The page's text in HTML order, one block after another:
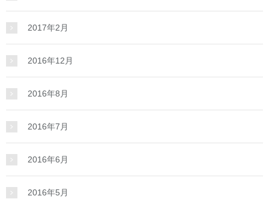
2017年2月
2016年12月
2016年8月
2016年7月
2016年6月
2016年5月